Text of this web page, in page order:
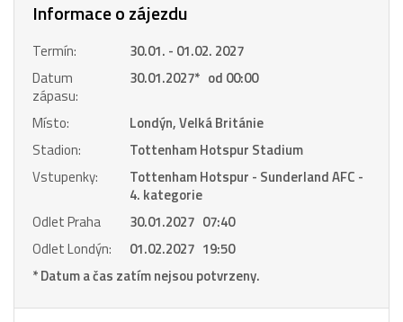
Informace o zájezdu
Termín:
30.01. - 01.02. 2027
Datum
zápasu:
30.01.2027* od 00:00
Místo:
Londýn, Velká Británie
Stadion:
Tottenham Hotspur Stadium
Vstupenky:
Tottenham Hotspur - Sunderland AFC -
4. kategorie
Odlet Praha
30.01.2027 07:40
Odlet Londýn:
01.02.2027 19:50
* Datum a čas zatím nejsou potvrzeny.